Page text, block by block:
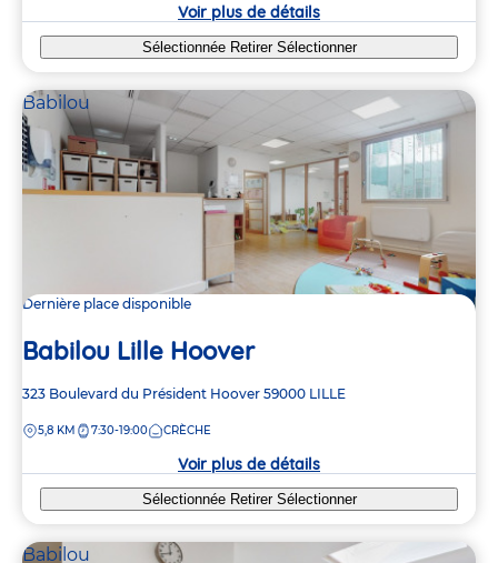
Voir plus de détails
Sélectionnée Retirer Sélectionner
Babilou
Dernière place disponible
Babilou Lille Hoover
Adresse
la
323 Boulevard du Président Hoover 59000 LILLE
DISTANCE
5,8 KM 7:30-19:00 CRÈCHE
Voir plus de détails
Sélectionnée Retirer Sélectionner
Babilou